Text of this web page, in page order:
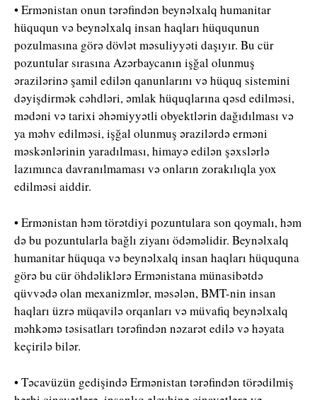
• Ermənistan onun tərəfindən beynəlxalq humanitar
hüququn və beynəlxalq insan haqları hüququnun
pozulmasına görə dövlət məsuliyyəti daşıyır. Bu cür
pozuntular sırasına Azərbaycanın işğal olunmuş
ərazilərinə şamil edilən qanunlarını və hüquq sistemini
dəyişdirmək cəhdləri, əmlak hüquqlarına qəsd edilməsi,
mədəni və tarixi əhəmiyyətli obyektlərin dağıdılması və
ya məhv edilməsi, işğal olunmuş ərazilərdə erməni
məskənlərinin yaradılması, himayə edilən şəxslərlə
lazımınca davranılmaması və onların zorakılıqla yox
edilməsi aiddir.
• Ermənistan həm törətdiyi pozuntulara son qoymalı, həm
də bu pozuntularla bağlı ziyanı ödəməlidir. Beynəlxalq
humanitar hüquqa və beynəlxalq insan haqları hüququna
görə bu cür öhdəliklərə Ermənistana münasibətdə
qüvvədə olan mexanizmlər, məsələn, BMT-nin insan
haqları üzrə müqavilə orqanları və müvafiq beynəlxalq
məhkəmə təsisatları tərəfindən nəzarət edilə və həyata
keçirilə bilər.
• Təcavüzün gedişində Ermənistan tərəfindən törədilmiş